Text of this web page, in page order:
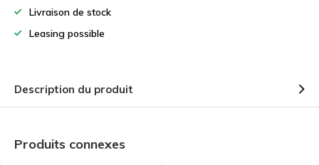
Livraison de stock
Leasing possible
Description du produit
Produits connexes